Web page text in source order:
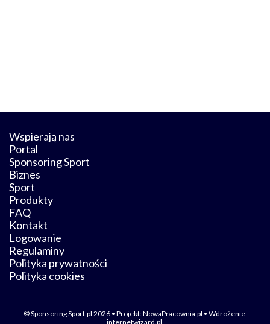
Wspierają nas
Portal
Sponsoring Sport
Biznes
Sport
Produkty
FAQ
Kontakt
Logowanie
Regulaminy
Polityka prywatności
Polityka cookies
© Sponsoring Sport.pl 2026 • Projekt:NowaPracownia.pl • Wdrożenie:
internetwizard.pl